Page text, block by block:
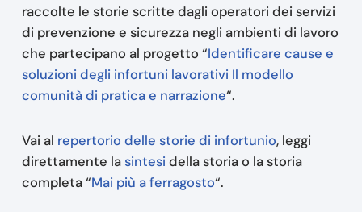
raccolte le storie scritte dagli operatori dei servizi
di prevenzione e sicurezza negli ambienti di lavoro
che partecipano al progetto “Identificare cause e
soluzioni degli infortuni lavorativi Il modello
comunità di pratica e narrazione“.
Vai al repertorio delle storie di infortunio, leggi
direttamente lasintesi della storia o la storia
completa “Mai più a ferragosto“.